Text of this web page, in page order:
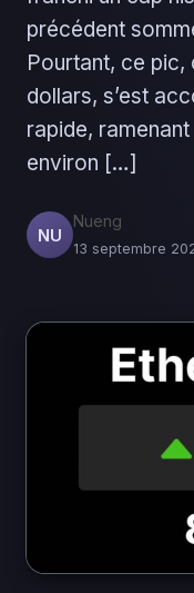
précédent
Pourtant, ce pic,
dollars, s’est
rapide,
environ […]
NU
Nueng
13 septembre